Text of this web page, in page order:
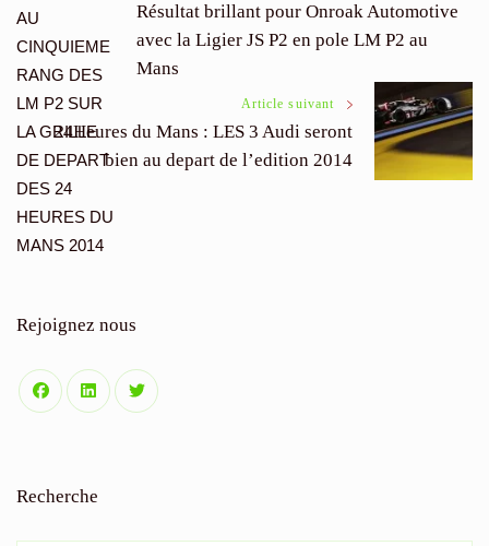
des
articles
Résultat brillant pour Onroak Automotive
avec la Ligier JS P2 en pole LM P2 au
Mans
Article suivant
24Heures du Mans : LES 3 Audi seront
bien au depart de l’edition 2014
Rejoignez nous
Recherche